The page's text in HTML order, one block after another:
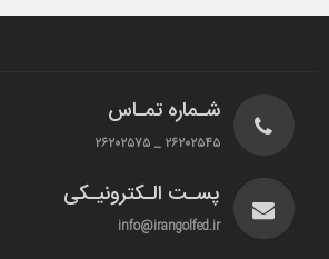
شـماره تمـاس
۲۶۲۰۲۵۴۵ _ ۲۶۲۰۲۵۷۵
پسـت الـکترونیـکی
info@irangolfed.ir